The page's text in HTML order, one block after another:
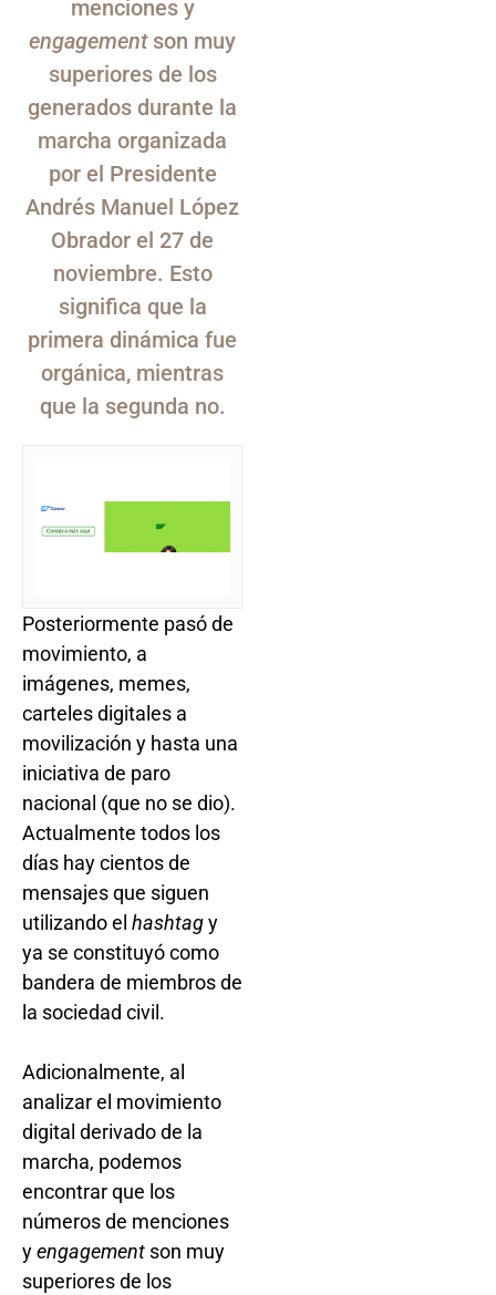
menciones y
engagement son muy
superiores de los
generados durante la
marcha organizada
por el Presidente
Andrés Manuel López
Obrador el 27 de
noviembre. Esto
significa que la
primera dinámica fue
orgánica, mientras
que la segunda no.
Posteriormente pasó de
movimiento, a
imágenes, memes,
carteles digitales a
movilización y hasta una
iniciativa de paro
nacional (que no se dio).
Actualmente todos los
días hay cientos de
mensajes que siguen
utilizando el hashtagy
ya se constituyó como
bandera de miembros de
la sociedad civil.
Adicionalmente, al
analizar el movimiento
digital derivado de la
marcha, podemos
encontrar que los
números de menciones
yengagement son muy
superiores de los